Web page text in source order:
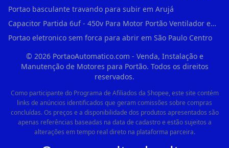
Portao basculante travando para subir em Arujá
Capacitor Partida 6uf - 450v Para Motor Portão Ventilador em Vila Madalena
Portao eletronico sem forca para abrir em São Paulo Centro
© 2026PortaoAutomatico.com - Venda, Instalação e
Manutenção de Motores para Portão. Todos os direitos
reservados.
Como participante do Programa de Afiliados da Shopee, este site contém
links de anúncios identificados que geram comissões sobre compras
concluídas. Os preços e a disponibilidade dos produtos apresentados são
apenas referências baseadas na data de cadastro e estão sujeitos a
alterações em tempo real direto na plataforma parceira.